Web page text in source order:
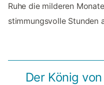
Ruhe die milderen
stimmungsvolle Stunden
Der König